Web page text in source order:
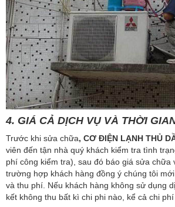
4. GIÁ CẢ DỊCH VỤ VÀ THỜI
Trước khi sửa chữa, CƠ ĐIỆN LẠNH THỦ
viên đến tận nhà quý khách kiểm tra tình
phí công kiểm tra), sau đó báo giá sửa chữa
trường hợp khách hàng đồng ý chúng tôi
và thu phí. Nếu khách hàng không sử dụng
kết không thu bất kì chi phi nào, kể cả chi phí